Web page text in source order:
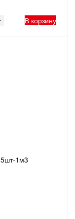
В корзину
1м3